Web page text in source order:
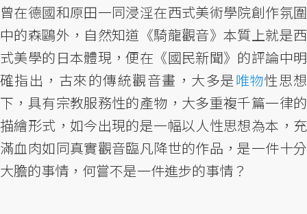
曾在德國和原田一同浸淫在西式美術學院創作氛圍
中的森鷗外，自然知道《騎龍觀音》本質上就是西
式美學的日本體現，便在《國民新聞》的評論中明
確指出，古來的傳統觀音畫，大多是唯物性思想
下，具有宗教服務性的產物，大多重複千篇一律的
描繪形式，如今出現的是一幅以人性思想為本，充
滿血肉如同真實觀音臨凡降世的作品，是一件十分
大膽的事情，何嘗不是一件進步的事情？